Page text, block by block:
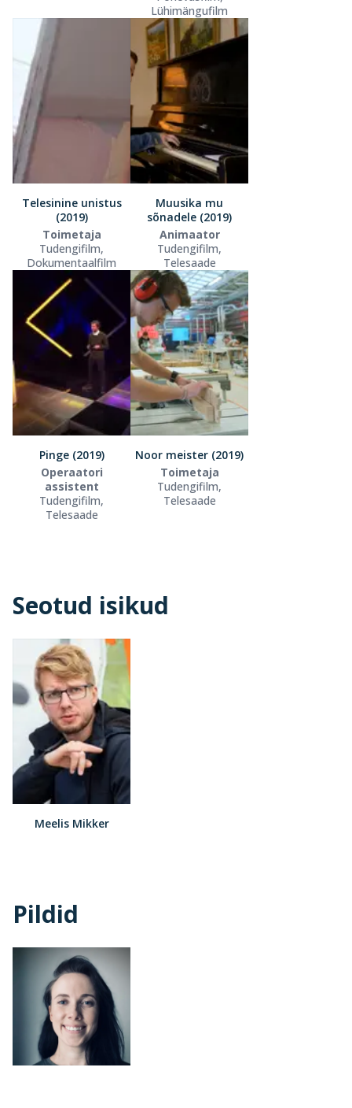
Lühimängufilm
Telesinine unistus
(2019)
Toimetaja
Tudengifilm,
Dokumentaalfilm
Muusika mu
sõnadele (2019)
Animaator
Tudengifilm,
Telesaade
Pinge (2019)
Operaatori
assistent
Tudengifilm,
Telesaade
Noor meister (2019)
Toimetaja
Tudengifilm,
Telesaade
Seotud isikud
Meelis Mikker
Pildid